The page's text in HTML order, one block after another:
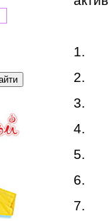
1.
2.
3.
4.
5.
6.
7.